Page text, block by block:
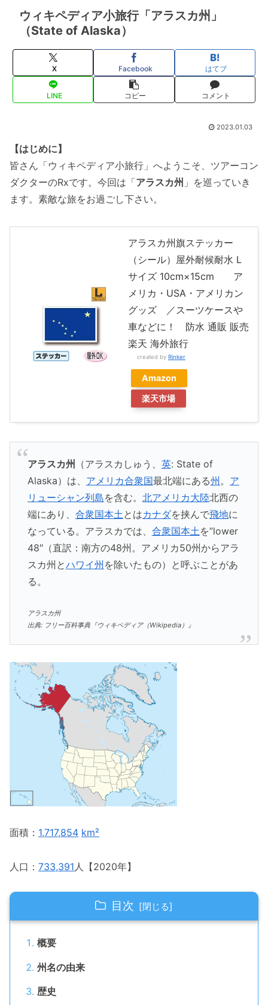
ウィキペディア小旅行「アラスカ州」
（State of Alaska）
X Facebook はてブ
LINE コピー コメント
2023.01.03
【はじめに】
皆さん「ウィキペディア小旅行」へようこそ、ツアーコン
ダクターのRxです。今回は「アラスカ州 」を巡っていき
ます。素敵な旅をお過ごし下さい。
アラスカ州旗ステッカー
（シール）屋外耐候耐水 L
サイズ 10cm×15cm ア
メリカ・USA・アメリカン
グッズ ／スーツケースや
車などに！ 防水 通販 販売
楽天 海外旅行
created by Rinker
Amazon
楽天市場
アラスカ州 （アラスカしゅう、 英: State of
Alaska）は、 アメリカ合衆国最北端にある州 。 ア
リューシャン列島を含む。 北アメリカ大陸北西の
端にあり、 合衆国本土とはカナダを挟んで飛地に
なっている。アラスカでは、 合衆国本土を”lower
48″（直訳：南方の48州。アメリカ50州からアラ
スカ州とハワイ州 を除いたもの）と呼ぶことがあ
る。
アラスカ州
出典: フリー百科事典『ウィキペディア（Wikipedia）』
面積： 1,717,854 km²
人口： 733,391 人【2020年】
目次
概要
州名の由来
歴史